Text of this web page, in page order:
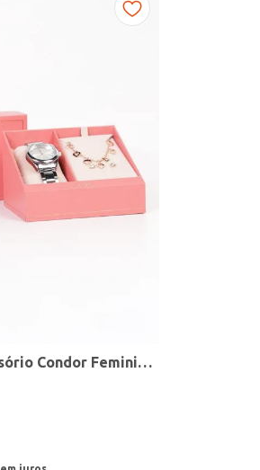
Relógio + Acessório Condor Feminino PRATA